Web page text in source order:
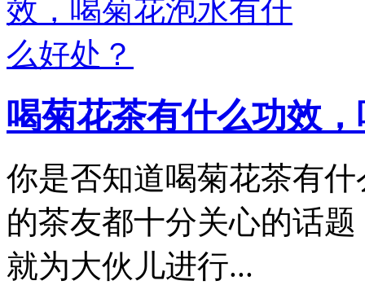
喝菊花茶有什么功效
你是否知道喝菊花茶有
的茶友都十分关心的话
就为大伙儿进行...